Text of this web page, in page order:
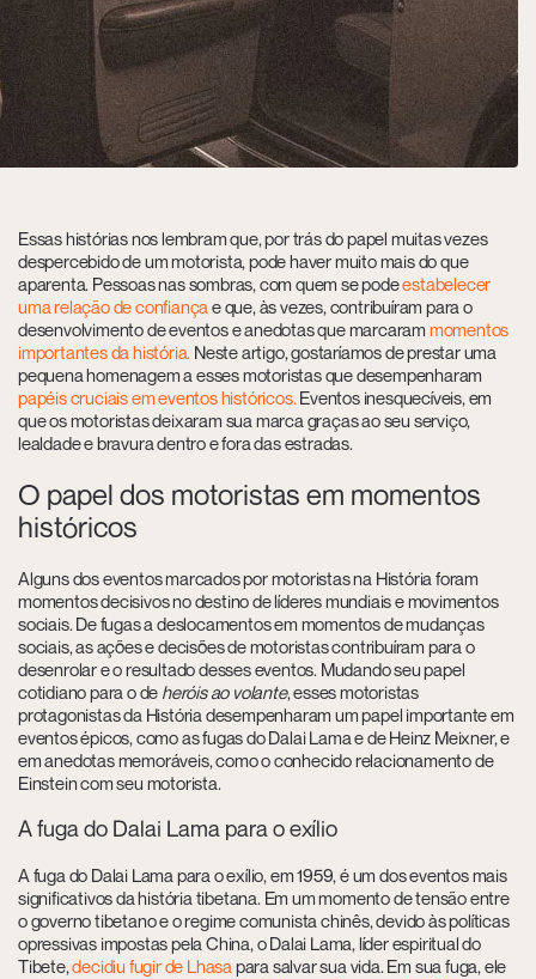
Essas histórias nos lembram que, por trás do papel muitas vezes
despercebido de um motorista, pode haver muito mais do que
aparenta. Pessoas nas sombras, com quem se podeestabelecer
uma relação de confiança e que, às vezes, contribuíram para o
desenvolvimento de eventos e anedotas que marcaram momentos
importantes da história. Neste artigo, gostaríamos de prestar uma
pequena homenagem a esses motoristas que desempenharam
papéis cruciais em eventos históricos. Eventos inesquecíveis, em
que os motoristas deixaram sua marca graças ao seu serviço,
lealdade e bravura dentro e fora das estradas.
O papel dos motoristas em momentos
históricos
Alguns dos eventos marcados por motoristas na História foram
momentos decisivos no destino de líderes mundiais e movimentos
sociais. De fugas a deslocamentos em momentos de mudanças
sociais, as ações e decisões de motoristas contribuíram para o
desenrolar e o resultado desses eventos. Mudando seu papel
cotidiano para o de heróis ao volante, esses motoristas
protagonistas da História desempenharam um papel importante em
eventos épicos, como as fugas do Dalai Lama e de Heinz Meixner, e
em anedotas memoráveis, como o conhecido relacionamento de
Einstein com seu motorista.
A fuga do Dalai Lama para o exílio
A fuga do Dalai Lama para o exílio, em 1959, é um dos eventos mais
significativos da história tibetana. Em um momento de tensão entre
o governo tibetano e o regime comunista chinês, devido às políticas
opressivas impostas pela China, o Dalai Lama, líder espiritual do
Tibete,decidiu fugir de Lhasa para salvar sua vida. Em sua fuga, ele